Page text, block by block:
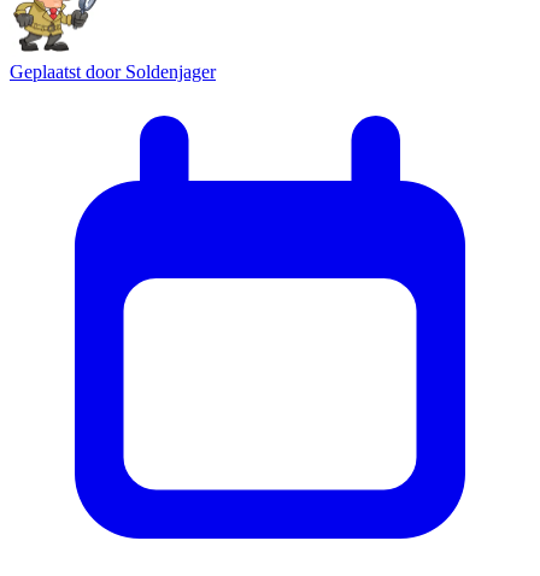
Geplaatst door Soldenjager